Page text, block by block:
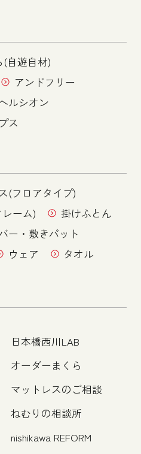
自遊自材)
アンドフリー
ルシオン
ス
(フロアタイプ)
ーム)
掛けふとん
ー・敷きパット
ウェア
タオル
日本橋西川LAB
オーダーまくら
マットレスのご相談
ねむりの相談所
nishikawa REFORM